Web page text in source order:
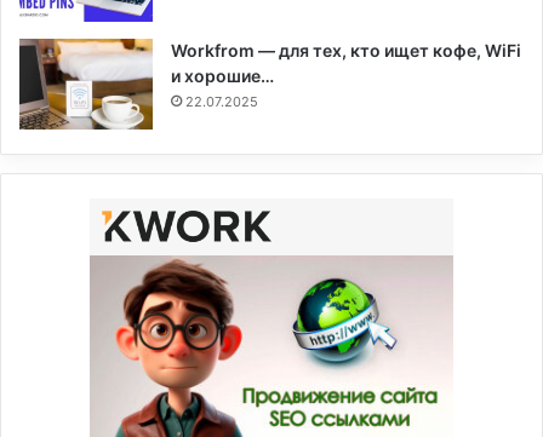
Workfrom — для тех, кто ищет кофе, WiFi
и хорошие…
22.07.2025